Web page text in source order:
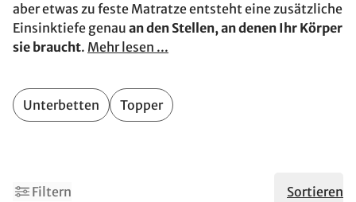
aber etwas zu feste Matratze entsteht eine zusätzliche
Einsinktiefe genau an den Stellen, an denen Ihr Körper
sie braucht. Mehr lesen ...
Unterbetten Topper
Filtern Sortieren